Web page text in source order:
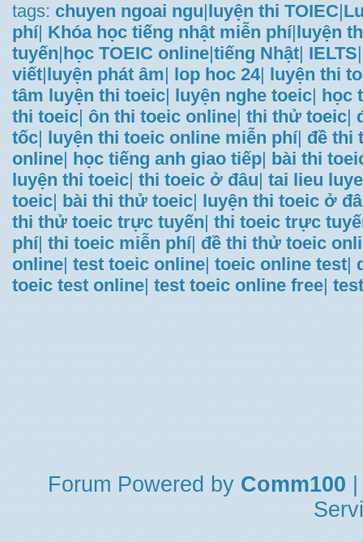
tags: chuyen ngoai ngu|luyện thi TOIEC|
phí| Khóa học tiếng nhật miễn phí|luyện
tuyến|học TOEIC online|tiếng Nhật| IELTS|
viết|luyện phát âm| lop hoc 24| luyện thi
tâm luyện thi toeic| luyện nghe toeic| học
thi toeic| ôn thi toeic online| thi thử toeic|
tốc| luyện thi toeic online miễn phí| đề thi
online| học tiếng anh giao tiếp| bài thi
luyện thi toeic| thi toeic ở đâu| tai lieu
toeic| bài thi thử toeic| luyện thi toeic ở
thi thử toeic trực tuyến| thi toeic trực
phí| thi toeic miễn phí| đề thi thử toeic
online| test toeic online| toeic online test|
toeic test online| test toeic online free|
Forum Powered by Comm100